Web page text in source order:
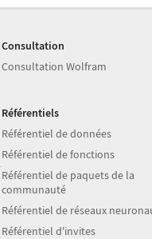
Consultation
Consultation Wolfram
Référentiels
Référentiel de données
Référentiel de fonctions
Référentiel de paquets de la
communauté
Référentiel de réseaux
Référentiel d'invites